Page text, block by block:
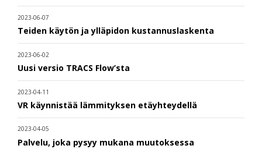
2023-06-07
Teiden käytön ja ylläpidon kustannuslaskenta
2023-06-02
Uusi versio TRACS Flow’sta
2023-04-11
VR käynnistää lämmityksen etäyhteydellä
2023-04-05
Palvelu, joka pysyy mukana muutoksessa